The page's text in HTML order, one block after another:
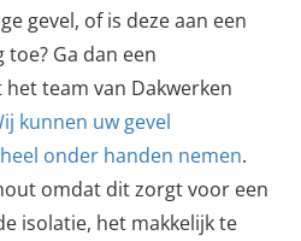
gevel, of is deze aan een
Ga dan een
team van Dakwerken
kunnen uw gevel
onder handen nemen.
omdat dit zorgt voor een
isolatie, het makkelijk te